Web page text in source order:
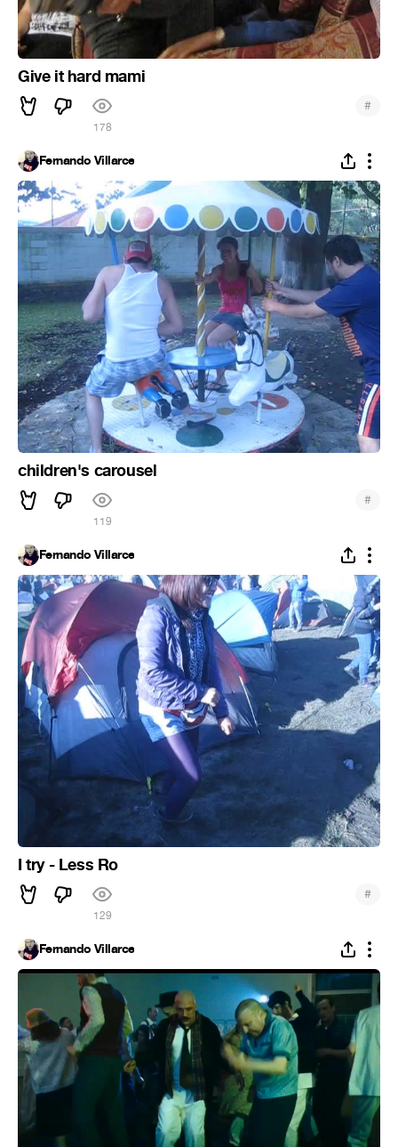
Give it hard mami
178
#
Fernando Villarce
children's carousel
119
#
Fernando Villarce
I try - Less Ro
129
#
Fernando Villarce